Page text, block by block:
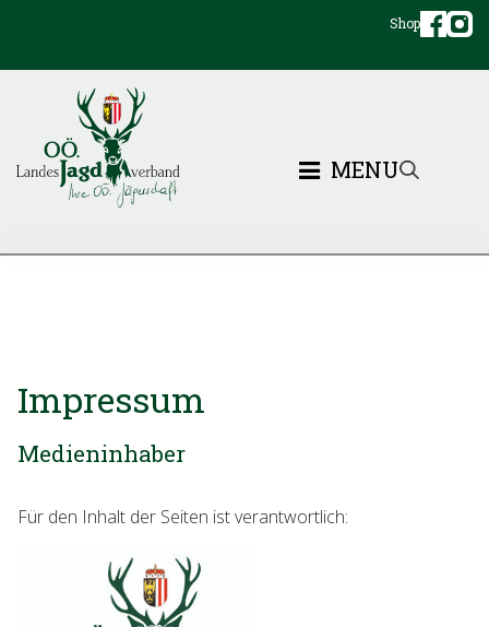
Shop
MENU
Impressum
Medieninhaber
Für den Inhalt der Seiten ist verantwortlich: